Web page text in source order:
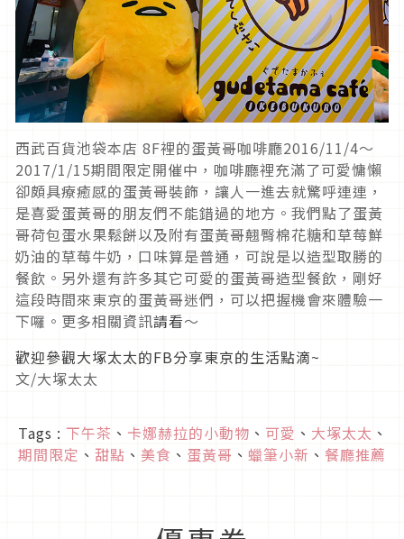
西武百貨池袋本店 8F裡的蛋黃哥咖啡廳2016/11/4～
2017/1/15期間限定開催中，咖啡廳裡充滿了可愛慵懶
卻頗具療癒感的蛋黃哥裝飾，讓人一進去就驚呼連連，
是喜愛蛋黃哥的朋友們不能錯過的地方。我們點了蛋黃
哥荷包蛋水果鬆餅以及附有蛋黃哥翹臀棉花糖和草莓鮮
奶油的草莓牛奶，口味算是普通，可說是以造型取勝的
餐飲。另外還有許多其它可愛的蛋黃哥造型餐飲，剛好
這段時間來東京的蛋黃哥迷們，可以把握機會來體驗一
下囉。更多相關資訊請看～
歡迎參觀大塚太太的FB分享東京的生活點滴~
文/大塚太太
Tags : 下午茶 、 卡娜赫拉的小動物 、 可愛 、 大塚太太 、
期間限定 、 甜點 、 美食 、 蛋黃哥 、 蠟筆小新 、 餐廳推薦